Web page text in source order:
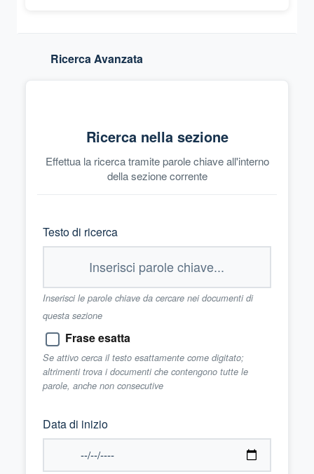
Ricerca Avanzata
Ricerca nella sezione
Effettua la ricerca tramite parole chiave all'interno
della sezione corrente
Testo di ricerca
Inserisci le parole chiave da cercare nei documenti di
questa sezione
Frase esatta
Se attivo cerca il testo esattamente come digitato;
altrimenti trova i documenti che contengono tutte le
parole, anche non consecutive
Data di inizio